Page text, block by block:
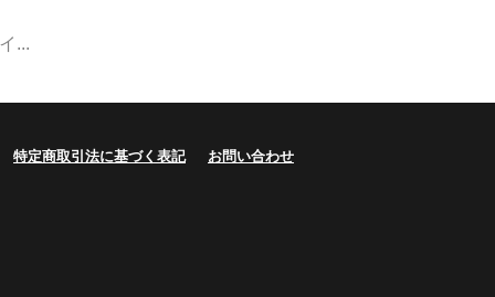
...
特定商取引法に基づく表記 お問い合わせ